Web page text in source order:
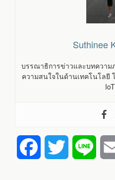
Suthinee
บรรณาธิการข่าวและบทความ
ความสนใจในด้านเทคโนโลยี
IoT